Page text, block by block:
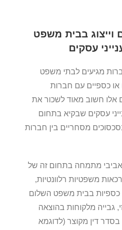
וייצוג בבית משפט
עסקים
מגיעים לבתי משפט
כספיים עם חברות
אלו חשוב מאוד לשכור את
עסקים שבקיא בתחום
מסחריים בין חברות
אביבי מתמחה בתחום זה של
משפטיות רלוונטיות,
כספיות בבית משפט השלום
גבייה מלקוחות בהוצאה
דין מקוצר (לדוגמא